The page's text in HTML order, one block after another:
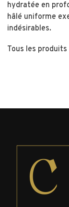
hydratée en
hâlé uniforme
indésirables.
Tous les